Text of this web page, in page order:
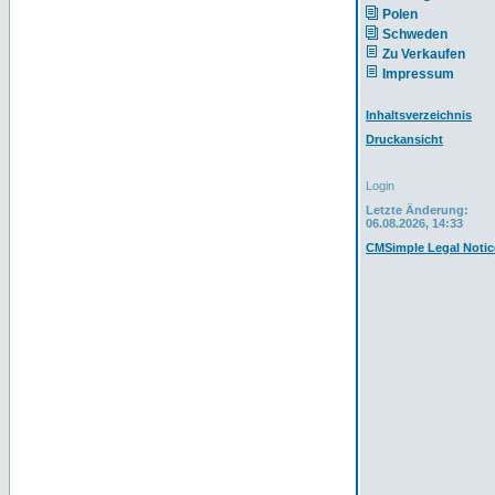
Polen
Schweden
Zu Verkaufen
Impressum
Inhaltsverzeichnis
Druckansicht
Login
Letzte Änderung:
06.08.2026, 14:33
CMSimple Legal